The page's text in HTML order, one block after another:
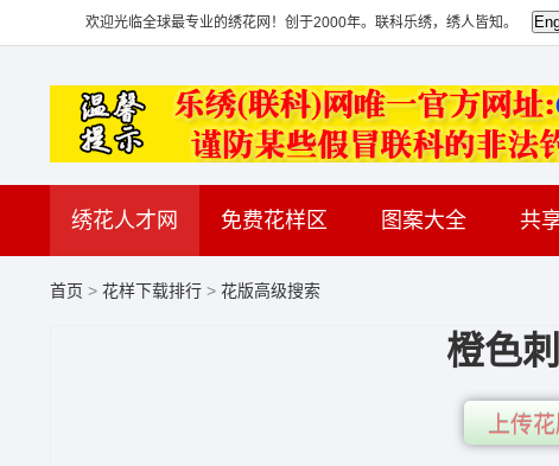
欢迎光临全球最专业的绣花网！创于2000年。联科乐绣，绣人皆知。
绣花人才网 免费花样区 图案大全 共
首页 > 花样下载排行 > 花版高级搜索
橙色
上传